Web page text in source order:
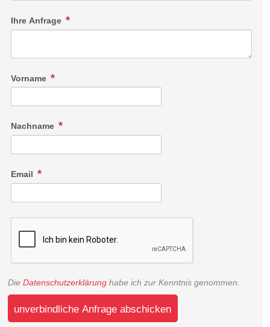
Ihre Anfrage
Vorname
Nachname
Email
Die Datenschutzerklärung habe ich zur Kenntnis genommen.
unverbindliche Anfrage abschicken